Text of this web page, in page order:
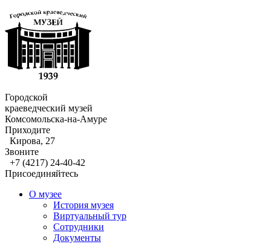
Городской
краеведческий музей
Комсомольска-на-Амуре
Приходите
Кирова, 27
Звоните
+7 (4217) 24-40-42
Присоединяйтесь
О музее
История музея
Виртуальный тур
Сотрудники
Документы